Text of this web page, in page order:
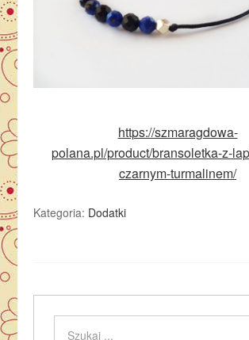
https://szmaragdowa-
polana.pl/product/bransoletka-z-
czarnym-turmalinem/
Kategoria: Dodatki